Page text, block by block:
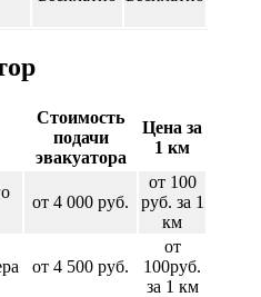
Стоимость
подачи
эвакуатора
Цена за
1 км
от 4 000 руб.
от 100
руб. за 1
км
от 4 500 руб.
от
100руб.
за 1 км